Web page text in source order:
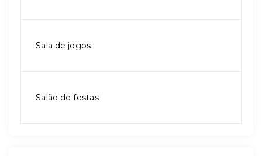
Sala de jogos
Salão de festas